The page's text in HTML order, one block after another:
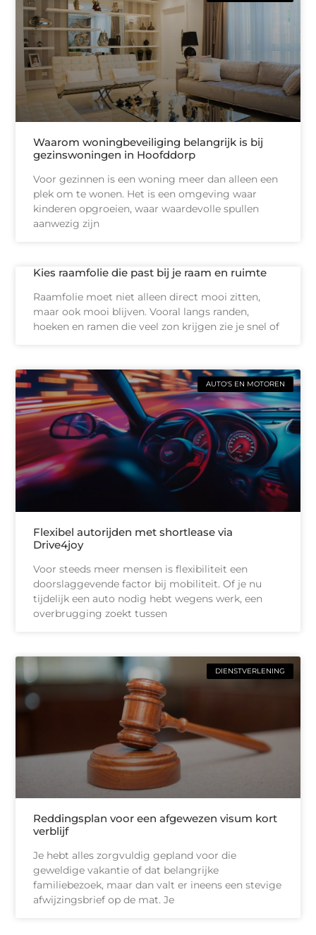
Waarom woningbeveiliging belangrijk is bij
gezinswoningen in Hoofddorp
Voor gezinnen is een woning meer dan alleen een
plek om te wonen. Het is een omgeving waar
kinderen opgroeien, waar waardevolle spullen
aanwezig zijn
Kies raamfolie die past bij je raam en ruimte
Raamfolie moet niet alleen direct mooi zitten,
maar ook mooi blijven. Vooral langs randen,
hoeken en ramen die veel zon krijgen zie je snel of
AUTO'S EN MOTOREN
Flexibel autorijden met shortlease via
Drive4joy
Voor steeds meer mensen is flexibiliteit een
doorslaggevende factor bij mobiliteit. Of je nu
tijdelijk een auto nodig hebt wegens werk, een
overbrugging zoekt tussen
DIENSTVERLENING
Reddingsplan voor een afgewezen visum kort
verblijf
Je hebt alles zorgvuldig gepland voor die
geweldige vakantie of dat belangrijke
familiebezoek, maar dan valt er ineens een stevige
afwijzingsbrief op de mat. Je